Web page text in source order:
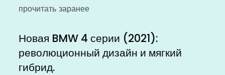
прочитать заранее
Новая BMW 4 серии (2021):
революционный дизайн и мягкий
гибрид.